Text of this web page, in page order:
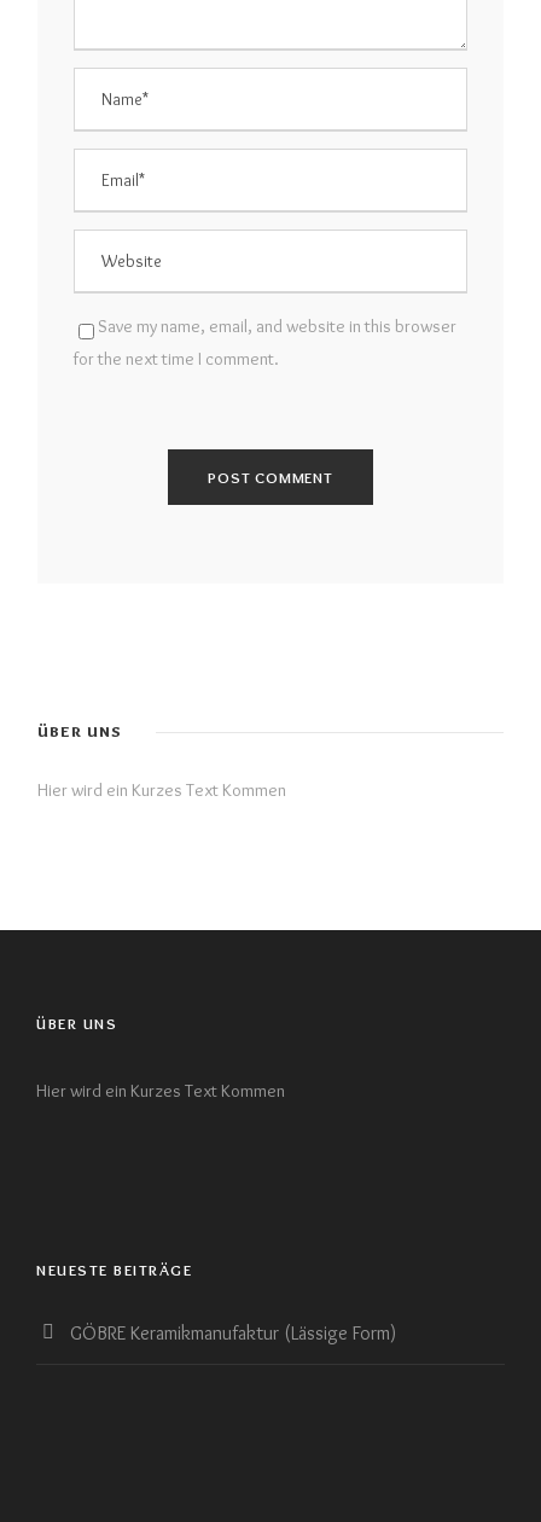
Save my name, email, and website in this browser
for the next time I comment.
ÜBER UNS
Hier wird ein Kurzes Text Kommen
ÜBER UNS
Hier wird ein Kurzes Text Kommen
NEUESTE BEITRÄGE
GÖBRE Keramikmanufaktur (Lässige Form)